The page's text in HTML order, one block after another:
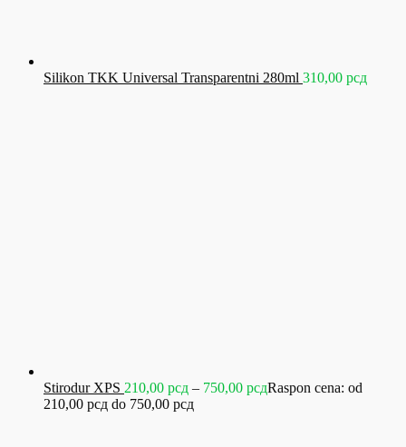
Silikon TKK Universal Transparentni 280ml 310,00 рсд
Stirodur XPS 210,00 рсд – 750,00 рсдRaspon cena: od
210,00 рсд do 750,00 рсд